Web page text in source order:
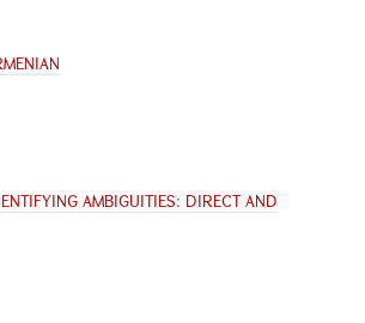
AMBIGUITIES: DIRECT AND